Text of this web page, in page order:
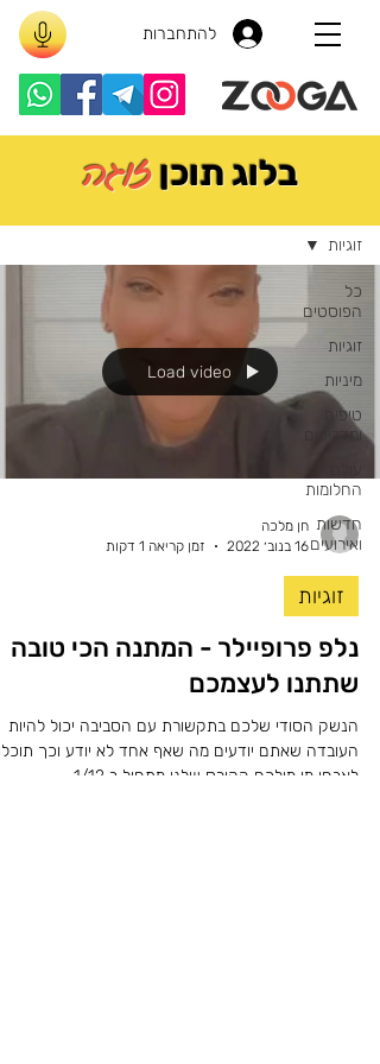
להתחברות
כל
הפוסטים
זוגיות
מיניות
טיפים
ומדריכים
החלומות
חדשות
ואירועים
זוגיות
Load video
חן מלכה
16 בנוב׳ 2022
זמן קריאה 1 דקות
זוגיות
נלפ פרופיילר - המתנה הכי טובה
שתתנו לעצמכם
הנשק הסודי שלכם בתקשורת עם הסביבה יכול להיות
העובדה שאתם יודעים מה שאף אחד לא יודע וכך
לאבחן מי מולכם הקורס שלנו מתחיל ב 1/12...
בלוג תוכןזוגה